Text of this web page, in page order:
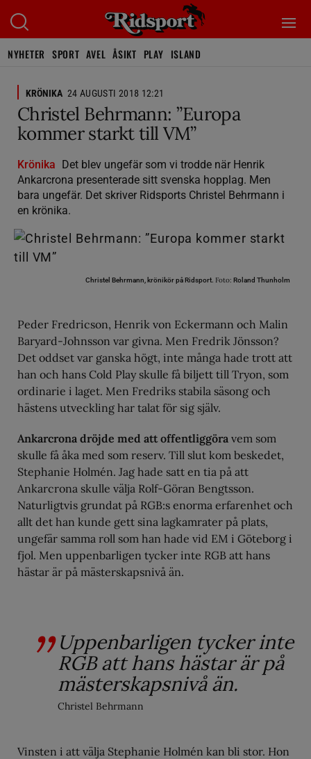
NYHETER SPORT AVEL ÅSIKT PLAY ISLAND
KRÖNIKA 24 AUGUSTI 2018 12:21
Christel Behrmann: ”Europa
kommer starkt till VM”
Krönika Det blev ungefär som vi trodde när Henrik
Ankarcrona presenterade sitt svenska hopplag. Men
bara ungefär. Det skriver Ridsports Christel Behrmann i
en krönika.
Christel Behrmann, krönikör på Ridsport. Foto: Roland Thunholm
Peder Fredricson, Henrik von Eckermann och Malin
Baryard-Johnsson var givna. Men Fredrik Jönsson?
Det oddset var ganska högt, inte många hade trott att
han och hans Cold Play skulle få biljett till Tryon, som
ordinarie i laget. Men Fredriks stabila säsong och
hästens utveckling har talat för sig själv.
Ankarcrona dröjde med att offentliggöra vem som
skulle få åka med som reserv. Till slut kom beskedet,
Stephanie Holmén. Jag hade satt en tia på att
Ankarcrona skulle välja Rolf-Göran Bengtsson.
Naturligtvis grundat på RGB:s enorma erfarenhet och
allt det han kunde gett sina lagkamrater på plats,
ungefär samma roll som han hade vid EM i Göteborg i
fjol. Men uppenbarligen tycker inte RGB att hans
hästar är på mästerskapsnivå än.
Uppenbarligen tycker inte
RGB att hans hästar är på
mästerskapsnivå än.
Christel Behrmann
Vinsten i att välja Stephanie Holmén kan bli stor. Hon